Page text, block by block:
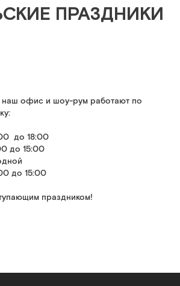
ПРАЗДНИКИ
наш офис и шоу-рум работают по
до 18:00
до 15:00
до 15:00
праздником!